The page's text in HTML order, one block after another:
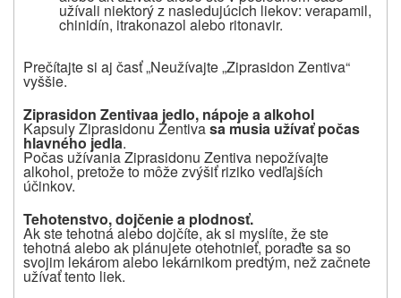
užívali niektorý z nasledujúcich liekov: verapamil,
chinidín, itrakonazol alebo ritonavir.
Prečítajte si aj časť „Neužívajte „Ziprasidon Zentiva“
vyššie.
Ziprasidon Zentivaa jedlo, nápoje a alkohol
Kapsuly Ziprasidonu Zentivasa musia užívať počas
hlavného jedla.
Počas užívaniaZiprasidonu Zentiva nepožívajte
alkohol, pretože to môže zvýšiť riziko vedľajších
účinkov.
Tehotenstvo, dojčenie a plodnosť.
Ak ste tehotná alebo dojčíte, ak si myslíte, že ste
tehotná alebo ak plánujete otehotnieť, poraďte sa so
svojim lekárom alebo lekárnikom predtým, než začnete
užívať tento liek.